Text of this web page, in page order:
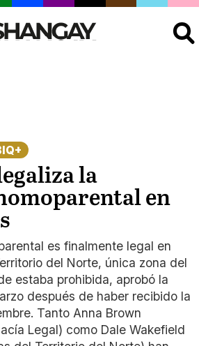
la
en
es finalmente legal en
del Norte, única zona del
estaba prohibida, aprobó la
después de haber recibido la
Tanto Anna Brown
Legal) como Dale Wakefield